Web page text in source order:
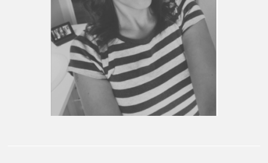
Espace enseignant·e·s
Espace pro